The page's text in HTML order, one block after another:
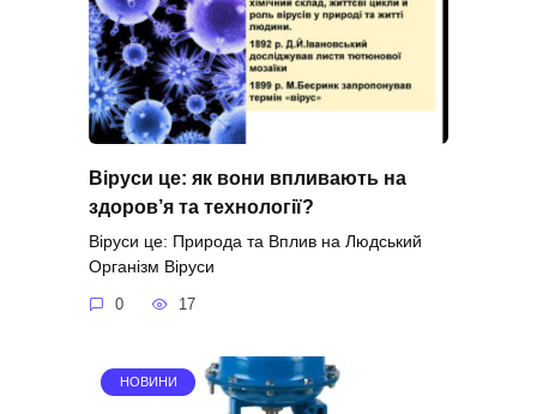
Віруси це: як вони впливають на
здоров’я та технології?
Віруси це: Природа та Вплив на Людський
Організм Віруси
0 17
НОВИНИ